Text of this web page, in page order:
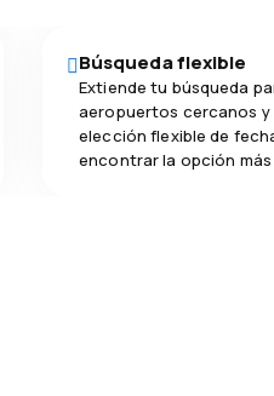
Búsqueda flexible
Extiende tu búsqueda
aeropuertos cercanos y
elección flexible de
encontrar la opción